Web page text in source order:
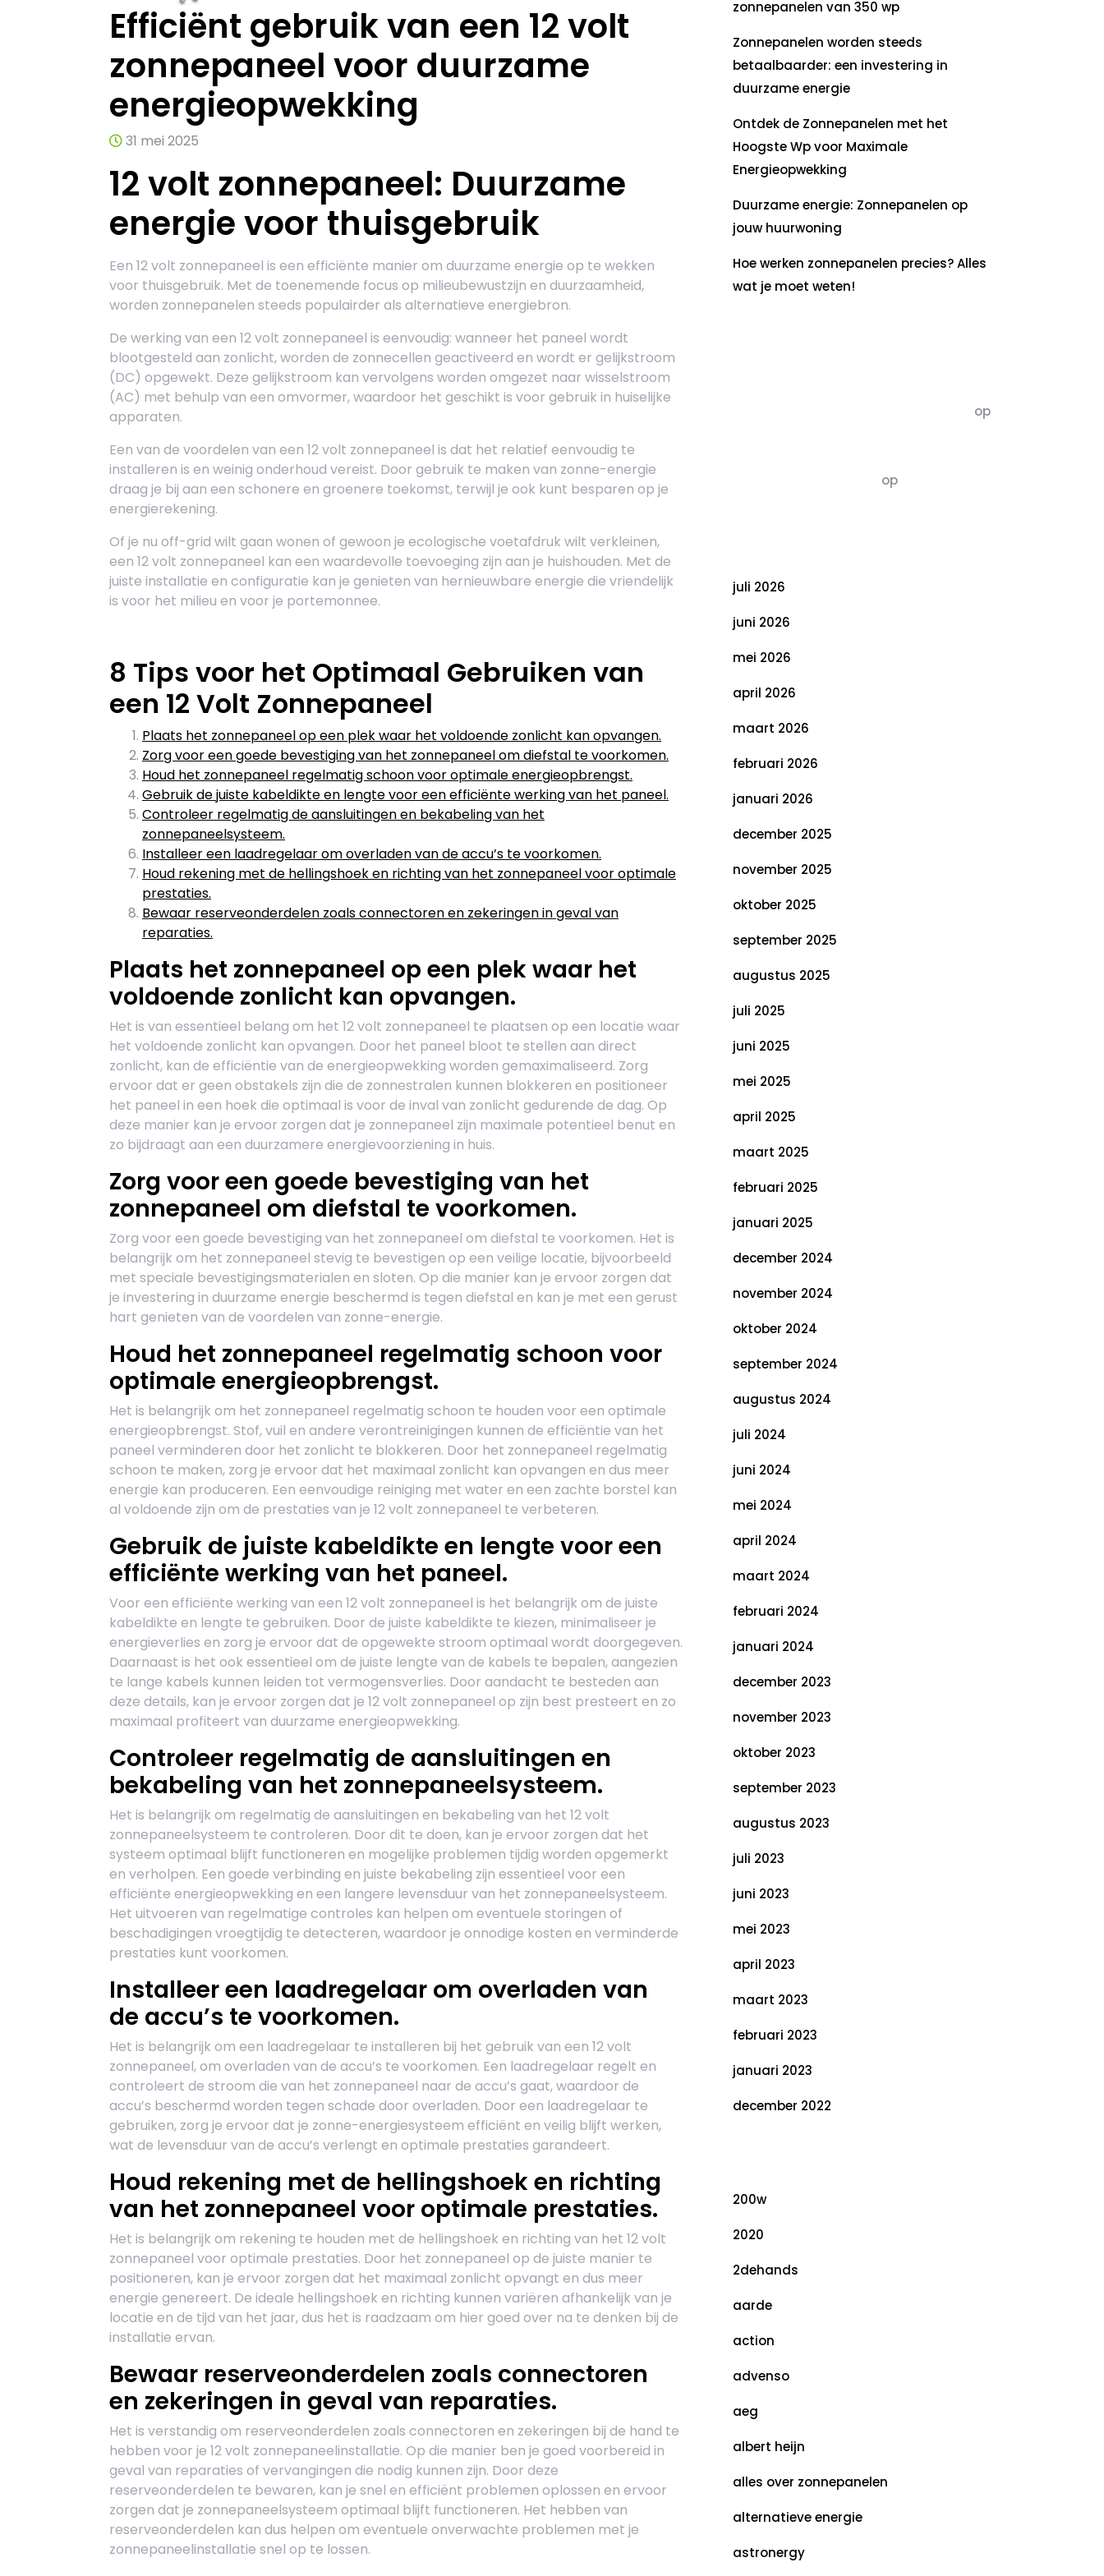
Efficiënt gebruik van een 12 volt
zonnepaneel voor duurzame
energieopwekking
31 mei 2025
12 volt zonnepaneel: Duurzame
energie voor thuisgebruik
Een 12 volt zonnepaneel is een efficiënte manier om duurzame energie op te wekken
voor thuisgebruik. Met de toenemende focus op milieubewustzijn en duurzaamheid,
worden zonnepanelen steeds populairder als alternatieve energiebron.
De werking van een 12 volt zonnepaneel is eenvoudig: wanneer het paneel wordt
blootgesteld aan zonlicht, worden de zonnecellen geactiveerd en wordt er gelijkstroom
(DC) opgewekt. Deze gelijkstroom kan vervolgens worden omgezet naar wisselstroom
(AC) met behulp van een omvormer, waardoor het geschikt is voor gebruik in huiselijke
apparaten.
Een van de voordelen van een 12 volt zonnepaneel is dat het relatief eenvoudig te
installeren is en weinig onderhoud vereist. Door gebruik te maken van zonne-energie
draag je bij aan een schonere en groenere toekomst, terwijl je ook kunt besparen op je
energierekening.
Of je nu off-grid wilt gaan wonen of gewoon je ecologische voetafdruk wilt verkleinen,
een 12 volt zonnepaneel kan een waardevolle toevoeging zijn aan je huishouden. Met de
juiste installatie en configuratie kan je genieten van hernieuwbare energie die vriendelijk
is voor het milieu en voor je portemonnee.
8 Tips voor het Optimaal Gebruiken van
een 12 Volt Zonnepaneel
Plaats het zonnepaneel op een plek waar het voldoende zonlicht kan opvangen.
Zorg voor een goede bevestiging van het zonnepaneel om diefstal te voorkomen.
Houd het zonnepaneel regelmatig schoon voor optimale energieopbrengst.
Gebruik de juiste kabeldikte en lengte voor een efficiënte werking van het paneel.
Controleer regelmatig de aansluitingen en bekabeling van het
zonnepaneelsysteem.
Installeer een laadregelaar om overladen van de accu’s te voorkomen.
Houd rekening met de hellingshoek en richting van het zonnepaneel voor optimale
prestaties.
Bewaar reserveonderdelen zoals connectoren en zekeringen in geval van
reparaties.
Plaats het zonnepaneel op een plek waar het
voldoende zonlicht kan opvangen.
Het is van essentieel belang om het 12 volt zonnepaneel te plaatsen op een locatie waar
het voldoende zonlicht kan opvangen. Door het paneel bloot te stellen aan direct
zonlicht, kan de efficiëntie van de energieopwekking worden gemaximaliseerd. Zorg
ervoor dat er geen obstakels zijn die de zonnestralen kunnen blokkeren en positioneer
het paneel in een hoek die optimaal is voor de inval van zonlicht gedurende de dag. Op
deze manier kan je ervoor zorgen dat je zonnepaneel zijn maximale potentieel benut en
zo bijdraagt aan een duurzamere energievoorziening in huis.
Zorg voor een goede bevestiging van het
zonnepaneel om diefstal te voorkomen.
Zorg voor een goede bevestiging van het zonnepaneel om diefstal te voorkomen. Het is
belangrijk om het zonnepaneel stevig te bevestigen op een veilige locatie, bijvoorbeeld
met speciale bevestigingsmaterialen en sloten. Op die manier kan je ervoor zorgen dat
je investering in duurzame energie beschermd is tegen diefstal en kan je met een gerust
hart genieten van de voordelen van zonne-energie.
Houd het zonnepaneel regelmatig schoon voor
optimale energieopbrengst.
Het is belangrijk om het zonnepaneel regelmatig schoon te houden voor een optimale
energieopbrengst. Stof, vuil en andere verontreinigingen kunnen de efficiëntie van het
paneel verminderen door het zonlicht te blokkeren. Door het zonnepaneel regelmatig
schoon te maken, zorg je ervoor dat het maximaal zonlicht kan opvangen en dus meer
energie kan produceren. Een eenvoudige reiniging met water en een zachte borstel kan
al voldoende zijn om de prestaties van je 12 volt zonnepaneel te verbeteren.
Gebruik de juiste kabeldikte en lengte voor een
efficiënte werking van het paneel.
Voor een efficiënte werking van een 12 volt zonnepaneel is het belangrijk om de juiste
kabeldikte en lengte te gebruiken. Door de juiste kabeldikte te kiezen, minimaliseer je
energieverlies en zorg je ervoor dat de opgewekte stroom optimaal wordt doorgegeven.
Daarnaast is het ook essentieel om de juiste lengte van de kabels te bepalen, aangezien
te lange kabels kunnen leiden tot vermogensverlies. Door aandacht te besteden aan
deze details, kan je ervoor zorgen dat je 12 volt zonnepaneel op zijn best presteert en zo
maximaal profiteert van duurzame energieopwekking.
Controleer regelmatig de aansluitingen en
bekabeling van het zonnepaneelsysteem.
Het is belangrijk om regelmatig de aansluitingen en bekabeling van het 12 volt
zonnepaneelsysteem te controleren. Door dit te doen, kan je ervoor zorgen dat het
systeem optimaal blijft functioneren en mogelijke problemen tijdig worden opgemerkt
en verholpen. Een goede verbinding en juiste bekabeling zijn essentieel voor een
efficiënte energieopwekking en een langere levensduur van het zonnepaneelsysteem.
Het uitvoeren van regelmatige controles kan helpen om eventuele storingen of
beschadigingen vroegtijdig te detecteren, waardoor je onnodige kosten en verminderde
prestaties kunt voorkomen.
Installeer een laadregelaar om overladen van
de accu’s te voorkomen.
Het is belangrijk om een laadregelaar te installeren bij het gebruik van een 12 volt
zonnepaneel, om overladen van de accu’s te voorkomen. Een laadregelaar regelt en
controleert de stroom die van het zonnepaneel naar de accu’s gaat, waardoor de
accu’s beschermd worden tegen schade door overladen. Door een laadregelaar te
gebruiken, zorg je ervoor dat je zonne-energiesysteem efficiënt en veilig blijft werken,
wat de levensduur van de accu’s verlengt en optimale prestaties garandeert.
Houd rekening met de hellingshoek en richting
van het zonnepaneel voor optimale prestaties.
Het is belangrijk om rekening te houden met de hellingshoek en richting van het 12 volt
zonnepaneel voor optimale prestaties. Door het zonnepaneel op de juiste manier te
positioneren, kan je ervoor zorgen dat het maximaal zonlicht opvangt en dus meer
energie genereert. De ideale hellingshoek en richting kunnen variëren afhankelijk van je
locatie en de tijd van het jaar, dus het is raadzaam om hier goed over na te denken bij de
installatie ervan.
Bewaar reserveonderdelen zoals connectoren
en zekeringen in geval van reparaties.
Het is verstandig om reserveonderdelen zoals connectoren en zekeringen bij de hand te
hebben voor je 12 volt zonnepaneelinstallatie. Op die manier ben je goed voorbereid in
geval van reparaties of vervangingen die nodig kunnen zijn. Door deze
reserveonderdelen te bewaren, kan je snel en efficiënt problemen oplossen en ervoor
zorgen dat je zonnepaneelsysteem optimaal blijft functioneren. Het hebben van
reserveonderdelen kan dus helpen om eventuele onverwachte problemen met je
zonnepaneelinstallatie snel op te lossen.
zonnepanelen van 350 wp
Zonnepanelen worden steeds
betaalbaarder: een investering in
duurzame energie
Ontdek de Zonnepanelen met het
Hoogste Wp voor Maximale
Energieopwekking
Duurzame energie: Zonnepanelen op
jouw huurwoning
Hoe werken zonnepanelen precies? Alles
wat je moet weten!
op
op
juli 2026
juni 2026
mei 2026
april 2026
maart 2026
februari 2026
januari 2026
december 2025
november 2025
oktober 2025
september 2025
augustus 2025
juli 2025
juni 2025
mei 2025
april 2025
maart 2025
februari 2025
januari 2025
december 2024
november 2024
oktober 2024
september 2024
augustus 2024
juli 2024
juni 2024
mei 2024
april 2024
maart 2024
februari 2024
januari 2024
december 2023
november 2023
oktober 2023
september 2023
augustus 2023
juli 2023
juni 2023
mei 2023
april 2023
maart 2023
februari 2023
januari 2023
december 2022
200w
2020
2dehands
aarde
action
advenso
aeg
albert heijn
alles over zonnepanelen
alternatieve energie
astronergy